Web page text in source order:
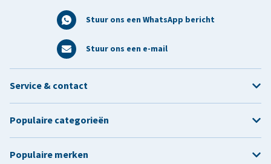
Stuur ons een WhatsApp bericht
Stuur ons een e-mail
Service & contact
Populaire categorieën
Populaire merken